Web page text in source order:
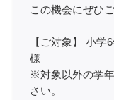
この機会にぜひ
【ご対象】 小
様
※対象以外の学
さい。